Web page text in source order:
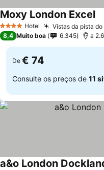
4 EstrelasHotel Vistas da pista
Moxy London Excel
8,4 Muito boa 6.345 a
De € 74
Consulte os preços de 11
a&o London